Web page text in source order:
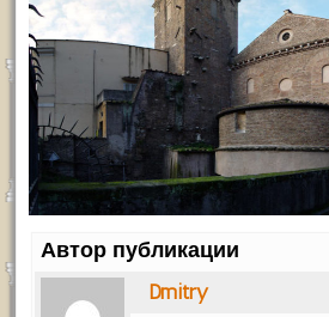
Автор публикации
Dmitry